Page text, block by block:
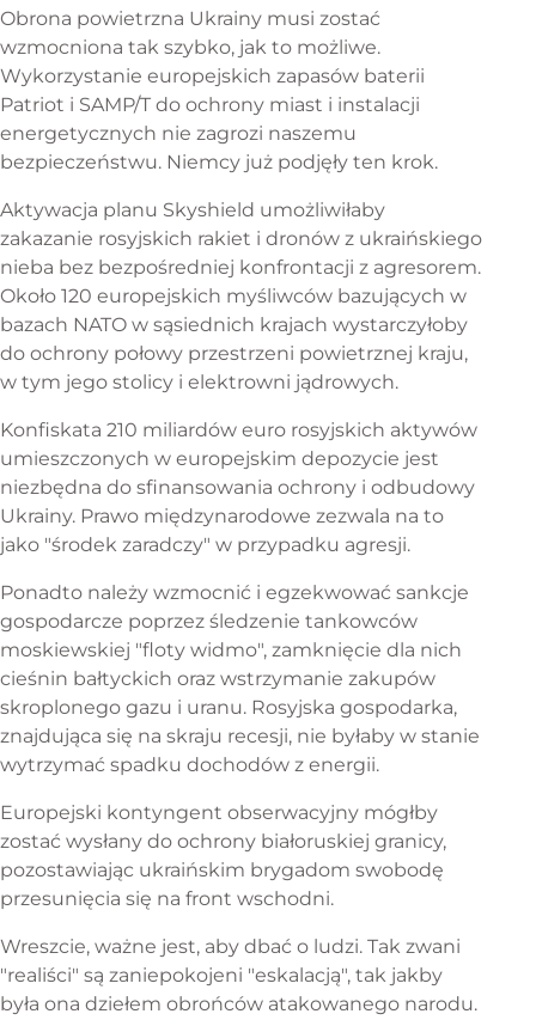
Obrona powietrzna Ukrainy musi zostać
wzmocniona tak szybko, jak to możliwe.
Wykorzystanie europejskich zapasów baterii
Patriot i SAMP/T do ochrony miast i instalacji
energetycznych nie zagrozi naszemu
bezpieczeństwu. Niemcy już podjęły ten krok.
Aktywacja planu Skyshield umożliwiłaby
zakazanie rosyjskich rakiet i dronów z ukraińskiego
nieba bez bezpośredniej konfrontacji z agresorem.
Około 120 europejskich myśliwców bazujących w
bazach NATO w sąsiednich krajach wystarczyłoby
do ochrony połowy przestrzeni powietrznej kraju,
w tym jego stolicy i elektrowni jądrowych.
Konfiskata 210 miliardów euro rosyjskich aktywów
umieszczonych w europejskim depozycie jest
niezbędna do sfinansowania ochrony i odbudowy
Ukrainy. Prawo międzynarodowe zezwala na to
jako "środek zaradczy" w przypadku agresji.
Ponadto należy wzmocnić i egzekwować sankcje
gospodarcze poprzez śledzenie tankowców
moskiewskiej "floty widmo", zamknięcie dla nich
cieśnin bałtyckich oraz wstrzymanie zakupów
skroplonego gazu i uranu. Rosyjska gospodarka,
znajdująca się na skraju recesji, nie byłaby w stanie
wytrzymać spadku dochodów z energii.
Europejski kontyngent obserwacyjny mógłby
zostać wysłany do ochrony białoruskiej granicy,
pozostawiając ukraińskim brygadom swobodę
przesunięcia się na front wschodni.
Wreszcie, ważne jest, aby dbać o ludzi. Tak zwani
"realiści" są zaniepokojeni "eskalacją", tak jakby
była ona dziełem obrońców atakowanego narodu.